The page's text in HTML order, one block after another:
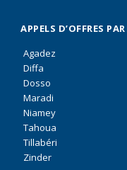
APPELS D’OFFRES
Agadez
Diffa
Dosso
Maradi
Niamey
Tahoua
Tillabéri
Zinder